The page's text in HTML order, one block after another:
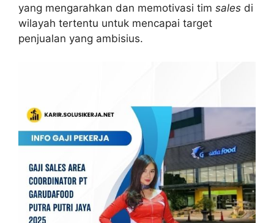
yang mengarahkan dan memotivasi tim sales di
wilayah tertentu untuk mencapai target
penjualan yang ambisius.